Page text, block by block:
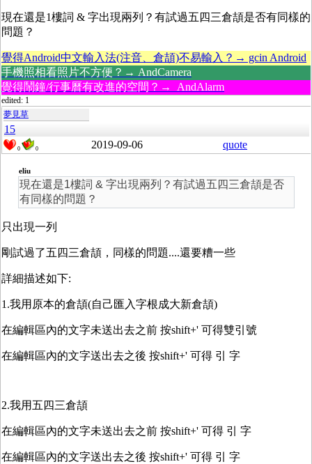
現在還是1樓詞 & 字出現兩列？有試過五四三倉頡是否有同樣的
問題？
覺得Android中文輸入法(注音、倉頡)不易輸入？→ gcin Android
手機照相看照片不方便？→ AndCamera
覺得鬧鐘/行事曆有改進的空間？→ AndAlarm
edited: 1
夢見草
15
0 0 2019-09-06 quote
eliu
現在還是1樓詞 & 字出現兩列？有試過五四三倉頡是否
有同樣的問題？
只出現一列
剛試過了五四三倉頡，同樣的問題....還要糟一些
詳細描述如下:
1.我用原本的倉頡(自己匯入字根成大新倉頡)
在編輯區內的文字未送出去之前 按shift+' 可得雙引號
在編輯區內的文字送出去之後 按shift+' 可得 引 字
2.我用五四三倉頡
在編輯區內的文字未送出去之前 按shift+' 可得 引 字
在編輯區內的文字送出去之後 按shift+' 可得 引 字